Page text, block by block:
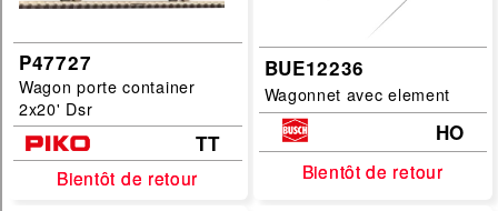
Categories :
wagon
Echelles :
P47727
Wagon porte container
2x20' Dsr
TT
Bientôt de retour
Bientôt de retour
BUE12236
Wagonnet avec element
HO
Bientôt de retour
Bientôt de retour